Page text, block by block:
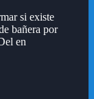
si existe
bañera por
en